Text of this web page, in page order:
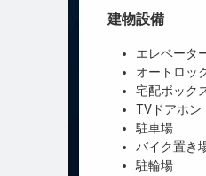
建物設備
エレベータ
オートロッ
宅配ボック
TVドアホン
駐車場
バイク置き
駐輪場